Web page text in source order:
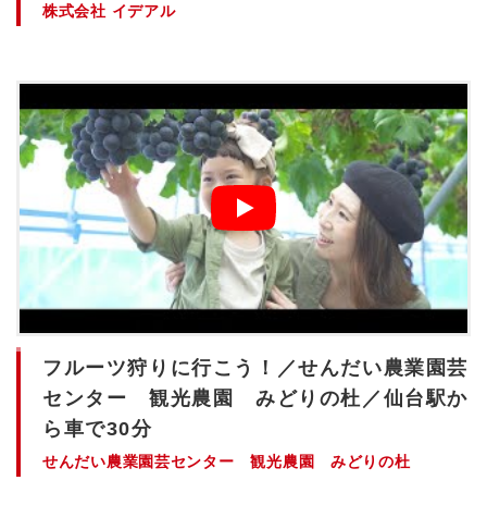
株式会社 イデアル
フルーツ狩りに行こう！／せんだい農業園芸
センター 観光農園 みどりの杜／仙台駅か
ら車で30分
せんだい農業園芸センター 観光農園 みどりの杜